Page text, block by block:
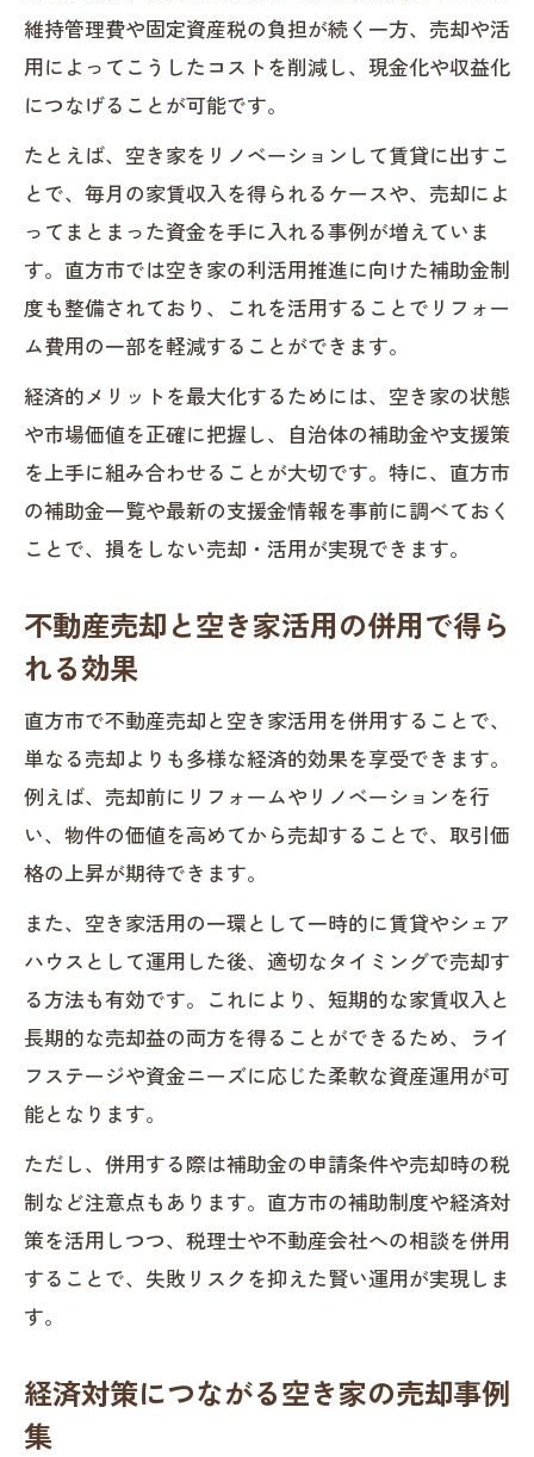
維持管理費や固定資産税の負担が続く一方、売却や活
用によってこうしたコストを削減し、現金化や収益化
につなげることが可能です。
たとえば、空き家をリノベーションして賃貸に出すこ
とで、毎月の家賃収入を得られるケースや、売却によ
ってまとまった資金を手に入れる事例が増えていま
す。直方市では空き家の利活用推進に向けた補助金制
度も整備されており、これを活用することでリフォー
ム費用の一部を軽減することができます。
経済的メリットを最大化するためには、空き家の状態
や市場価値を正確に把握し、自治体の補助金や支援策
を上手に組み合わせることが大切です。特に、直方市
の補助金一覧や最新の支援金情報を事前に調べておく
ことで、損をしない売却・活用が実現できます。
不動産売却と空き家活用の併用で得ら
れる効果
直方市で不動産売却と空き家活用を併用することで、
単なる売却よりも多様な経済的効果を享受できます。
例えば、売却前にリフォームやリノベーションを行
い、物件の価値を高めてから売却することで、取引価
格の上昇が期待できます。
また、空き家活用の一環として一時的に賃貸やシェア
ハウスとして運用した後、適切なタイミングで売却す
る方法も有効です。これにより、短期的な家賃収入と
長期的な売却益の両方を得ることができるため、ライ
フステージや資金ニーズに応じた柔軟な資産運用が可
能となります。
ただし、併用する際は補助金の申請条件や売却時の税
制など注意点もあります。直方市の補助制度や経済対
策を活用しつつ、税理士や不動産会社への相談を併用
することで、失敗リスクを抑えた賢い運用が実現しま
す。
経済対策につながる空き家の売却事例
集